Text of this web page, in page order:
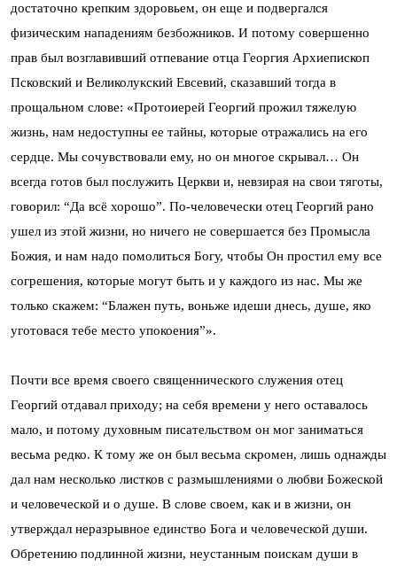
достаточно крепким здоровьем, он еще и подвергался
физическим нападениям безбожников. И потому совершенно
прав был возглавивший отпевание отца Георгия Архиепископ
Псковский и Великолукский Евсевий, сказавший тогда в
прощальном слове: «Протоиерей Георгий прожил тяжелую
жизнь, нам недоступны ее тайны, которые отражались на его
сердце. Мы сочувствовали ему, но он многое скрывал… Он
всегда готов был послужить Церкви и, невзирая на свои тяготы,
говорил: “Да всё хорошо”. По-человечески отец Георгий рано
ушел из этой жизни, но ничего не совершается без Промысла
Божия, и нам надо помолиться Богу, чтобы Он простил ему все
согрешения, которые могут быть и у каждого из нас. Мы же
только скажем: “Блажен путь, воньже идеши днесь, душе, яко
уготовася тебе место упокоения”».
Почти все время своего священнического служения отец
Георгий отдавал приходу; на себя времени у него оставалось
мало, и потому духовным писательством он мог заниматься
весьма редко. К тому же он был весьма скромен, лишь однажды
дал нам несколько листков с размышлениями о любви Божеской
и человеческой и о душе. В слове своем, как и в жизни, он
утверждал неразрывное единство Бога и человеческой души.
Обретению подлинной жизни, неустанным поискам души в